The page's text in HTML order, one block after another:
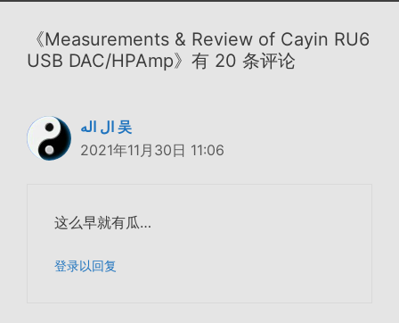
《Measurements & Review of Cayin RU6
USB DAC/HPAmp》有 20 条评论
ال اله 吴
2021年11月30日 11:06
这么早就有瓜…
登录以回复